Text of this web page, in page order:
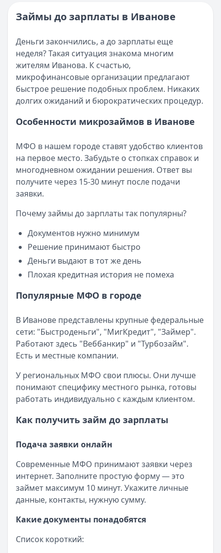
Категория:МФО и микрозаймы
Все статьи
Возврат переплаты в «Займере»: актуальная
Опубликовано:5 декабря 2025 г.
Категория:МФО
Читать новость
Срочный микрозайм 15 000 ₽ на карту: свежая
Кратко:Нужны 15 000 рублей на карту прямо сегодня?
Опубликовано:5 декабря 2025 г.
Читать новость
Кратко:В III квартале 2025 года владельцы iPhone
Опубликовано:5 декабря 2025 г.
Категория:МФО
Читать новость
57 сервисов микрозаймов через Госуслуги: где
Кратко:
Авторизация через Госуслуги ускоряет
Опубликовано:
23 ноября 2025 г.
Категория:МФО
Читать новость
Смс о «одобренном займе» от Bigmani Ru: как
Кратко: Пришло СМС об одобрении займа от Bigmani
Опубликовано:23 ноября 2025 г.
Категория:МФО
Читать новость
Все новости
Займы до зарплаты в Иванове
Деньги закончились, а до зарплаты еще
неделя? Такая ситуация знакома многим
жителям Иванова. К счастью,
микрофинансовые организации предлагают
быстрое решение подобных проблем. Никаких
долгих ожиданий и бюрократических процедур.
Особенности микрозаймов в Иванове
МФО в нашем городе ставят удобство клиентов
на первое место. Забудьте о стопках справок и
многодневном ожидании решения. Ответ вы
получите через 15-30 минут после подачи
заявки.
Почему займы до зарплаты так популярны?
Документов нужно минимум
Решение принимают быстро
Деньги выдают в тот же день
Плохая кредитная история не помеха
Популярные МФО в городе
В Иванове представлены крупные федеральные
сети: "Быстроденьги", "МигКредит", "Займер".
Работают здесь "Веббанкир" и "Турбозайм".
Есть и местные компании.
У региональных МФО свои плюсы. Они лучше
понимают специфику местного рынка, готовы
работать индивидуально с каждым клиентом.
Как получить займ до зарплаты
Подача заявки онлайн
Современные МФО принимают заявки через
интернет. Заполните простую форму — это
займет максимум 10 минут. Укажите личные
данные, контакты, нужную сумму.
Какие документы понадобятся
Список короткий: